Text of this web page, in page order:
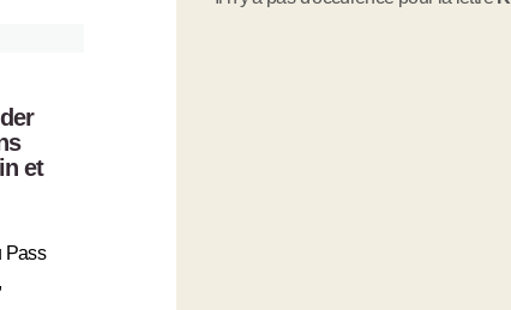
et
Pass